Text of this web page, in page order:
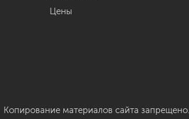
Цены
Копирование материалов сайта запрещено.